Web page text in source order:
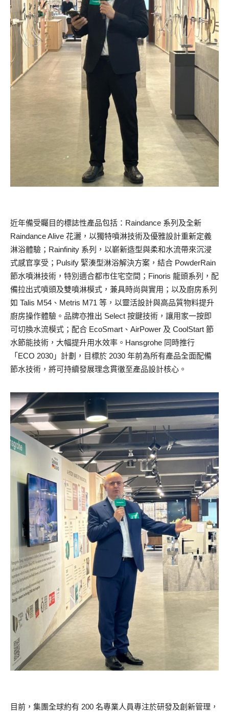
近年備受矚目的標誌性產品包括：Raindance 系列及全新
Raindance Alive 花灑，以獨特噴淋技術及優雅設計重新定義
淋浴體驗；Rainfinity 系列，以嶄新造型與柔和水流帶來沉浸
式感官享受；Pulsify 緊湊型淋浴解決方案，結合 PowderRain
節水噴淋技術，特別適合都市住宅空間；Finoris 龍頭系列，配
備拉出式噴頭及雙噴淋模式，兼具時尚與實用；以及廚房系列
如 Talis M54、Metris M71 等，以靈活設計與高品質物料提升
廚房操作體驗。品牌亦推出 Select 按鍵技術，讓用家一按即
可切換水流模式；配合 EcoSmart、AirPower 及 CoolStart 節
水節能技術，大幅提升用水效率。Hansgrohe 同時推行
「ECO 2030」計劃，目標於 2030 年前為所有產品全面配備
節水技術，將可持續發展理念貫徹至產品設計核心。
目前，集團全球約有 200 名專業人員專注於研發及創新管理，